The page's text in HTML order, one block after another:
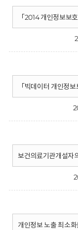
「2014 개인정보보
「빅데이터 개인정
보건의료기관개설자
개인정보 노출 최소